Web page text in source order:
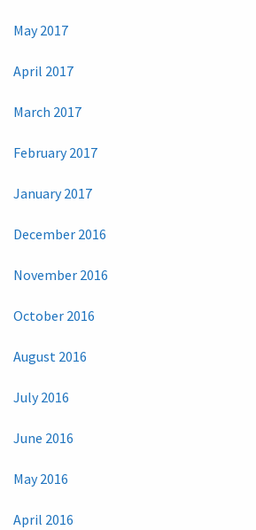
May 2017
April 2017
March 2017
February 2017
January 2017
December 2016
November 2016
October 2016
August 2016
July 2016
June 2016
May 2016
April 2016